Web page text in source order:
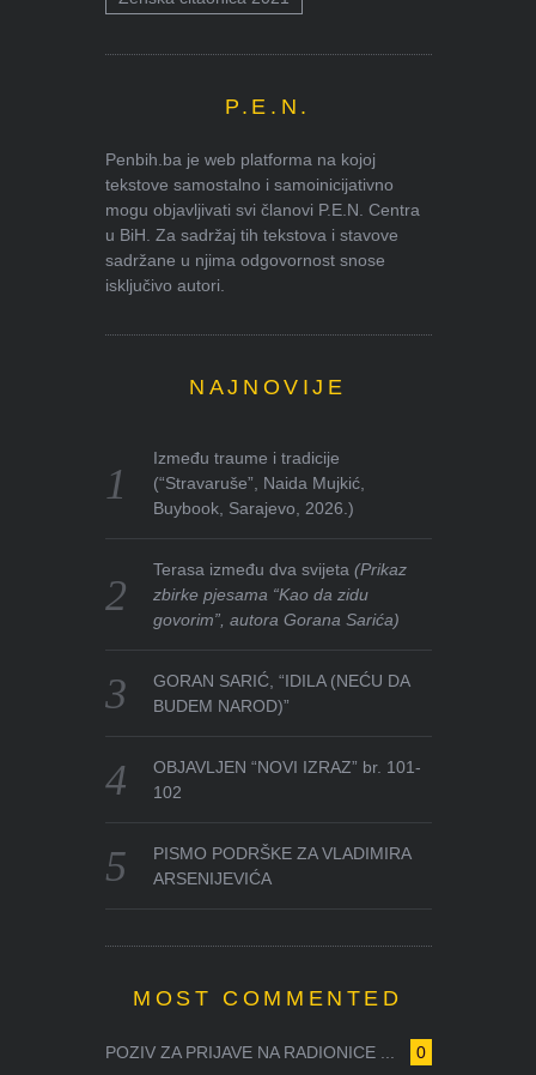
P.E.N.
Penbih.ba je web platforma na kojoj
tekstove samostalno i samoinicijativno
mogu objavljivati svi članovi P.E.N. Centra
u BiH. Za sadržaj tih tekstova i stavove
sadržane u njima odgovornost snose
isključivo autori.
NAJNOVIJE
Između traume i tradicije
(“Stravaruše”, Naida Mujkić,
Buybook, Sarajevo, 2026.)
Terasa između dva svijeta(Prikaz
zbirke pjesama “Kao da zidu
govorim”, autora Gorana Sarića)
GORAN SARIĆ, “IDILA (NEĆU DA
BUDEM NAROD)”
OBJAVLJEN “NOVI IZRAZ” br. 101-
102
PISMO PODRŠKE ZA VLADIMIRA
ARSENIJEVIĆA
MOST COMMENTED
0
POZIV ZA PRIJAVE NA RADIONICE ...